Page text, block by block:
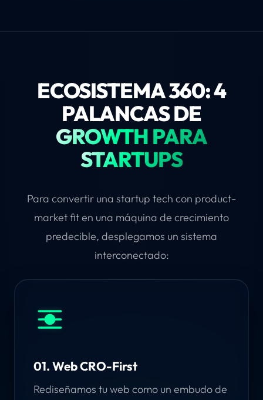
ECOSISTEMA 360: 4
PALANCAS DE
GROWTH PARA
STARTUPS
Para convertir una startup tech con product-
market fit en una máquina de crecimiento
predecible, desplegamos un sistema
interconectado:
01. Web CRO-First
Rediseñamos tu web como un embudo de